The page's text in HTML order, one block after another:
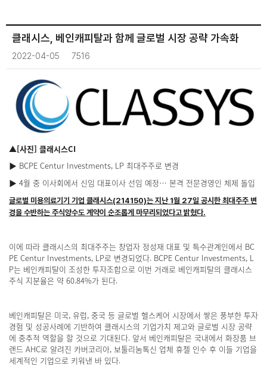
클래시스, 베인캐피탈과 함께 글로벌 시장 공략 가속화
2022-04-05 7516
▲[사진] 클래시스CI
▶ BCPE Centur Investments, LP 최대주주로 변경
▶ 4월 중 이사회에서 신임 대표이사 선임 예정… 본격 전문경영인 체제 돌입
글로벌 미용의료기기 기업 클래시스(214150)는 지난 1월 27일 공시한 최대주주 변
경을 수반하는 주식양수도 계약이 순조롭게 마무리되었다고 밝혔다.
이에 따라 클래시스의 최대주주는 창업자 정성재 대표 및 특수관계인에서 BC
PE Centur Investments, LP로 변경되었다. BCPE Centur Investments, L
P는 베인캐피탈이 조성한 투자조합으로 이번 거래로 베인캐피탈의 클래시스
주식 지분율은 약 60.84%가 된다.
베인캐피탈은 미국, 유럽, 중국 등 글로벌 헬스케어 시장에서 쌓은 풍부한 투자
경험 및 성공사례에 기반하여 클래시스의 기업가치 제고와 글로벌 시장 공략
에 중추적 역할을 할 것으로 기대된다. 앞서 베인캐피탈은 국내에서 화장품 브
랜드 AHC로 알려진 카버코리아, 보툴리눔톡신 업체 휴젤 인수 후 이들 기업을
세계적인 기업으로 키워낸 바 있다.